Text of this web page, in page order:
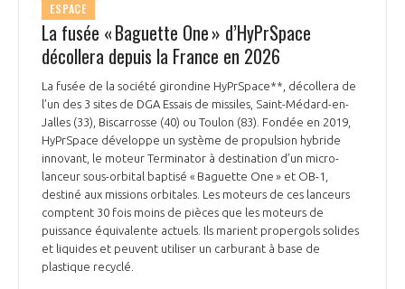
ESPACE
La fusée « Baguette One » d’HyPrSpace
décollera depuis la France en 2026
La fusée de la société girondine HyPrSpace**, décollera de
l’un des 3 sites de DGA Essais de missiles, Saint-Médard-en-
Jalles (33), Biscarrosse (40) ou Toulon (83). Fondée en 2019,
HyPrSpace développe un système de propulsion hybride
innovant, le moteur Terminator à destination d’un micro-
lanceur sous-orbital baptisé « Baguette One » et OB-1,
destiné aux missions orbitales. Les moteurs de ces lanceurs
comptent 30 fois moins de pièces que les moteurs de
puissance équivalente actuels. Ils marient propergols solides
et liquides et peuvent utiliser un carburant à base de
plastique recyclé.